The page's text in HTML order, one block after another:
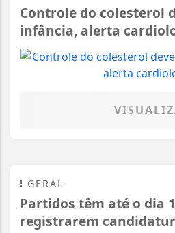
Controle do colesterol
infância, alerta
GERAL
Partidos têm até o dia
registrarem